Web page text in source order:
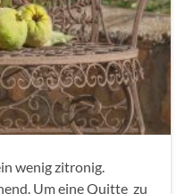
wenig zitronig.
Um eine Quitte zu